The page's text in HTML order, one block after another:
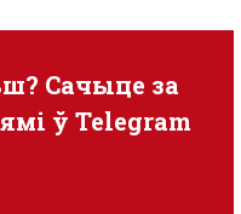
Сачыце за
ў Telegram